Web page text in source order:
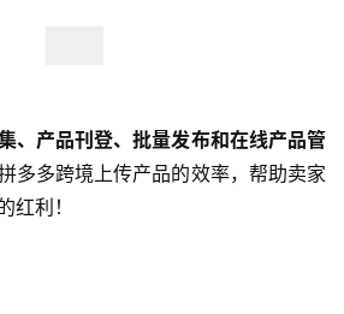
、产品刊登、批量发布和在线产品管
多多跨境上传产品的效率，帮助卖家
红利！